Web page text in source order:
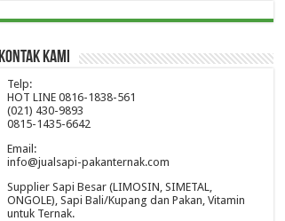
Kontak Kami
Telp:
HOT LINE 0816-1838-561
(021) 430-9893
0815-1435-6642
Email:
info@jualsapi-pakanternak.com
Supplier Sapi Besar (LIMOSIN, SIMETAL,
ONGOLE), Sapi Bali/Kupang dan Pakan, Vitamin
untuk Ternak.